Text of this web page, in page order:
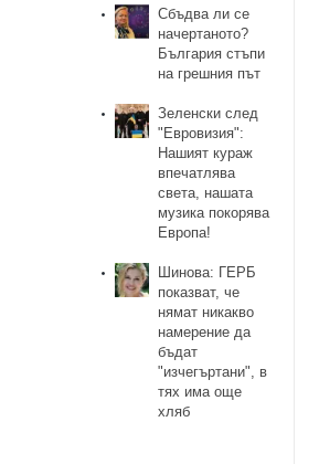
Сбъдва ли се
начертаното?
България стъпи
на грешния път
Зеленски след
"Евровизия":
Нашият кураж
впечатлява
света, нашата
музика покорява
Европа!
Шинова: ГЕРБ
показват, че
нямат никакво
намерение да
бъдат
"изчегъртани", в
тях има още
хляб